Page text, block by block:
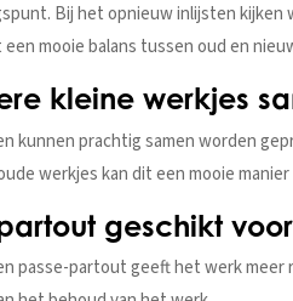
Bij het opnieuw inlijsten
mooie balans tussen oud en
kleine werkjes
kunnen prachtig samen worden
werkjes kan dit een mooie
geschikt
passe-partout geeft het werk